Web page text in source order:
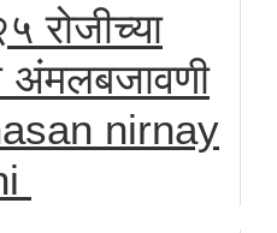
रोजीच्या
अंमलबजावणी
nirnay